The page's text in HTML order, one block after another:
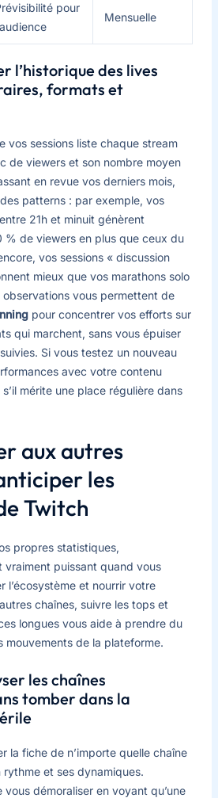
pour
Mensuelle
l’historique des lives
formats et
vos sessions liste chaque stream
de viewers et son nombre moyen
en revue vos derniers mois,
patterns : par exemple, vos
21h et minuit génèrent
% de viewers en plus que ceux du
vos sessions « discussion
mieux que vos marathons solo
observations vous permettent de
pour concentrer vos efforts sur
qui marchent, sans vous épuiser
Si vous testez un nouveau
avec votre contenu
mérite une place régulière dans
aux autres
les
Twitch
propres statistiques,
puissant quand vous
l’écosystème et nourrir votre
chaînes, suivre les tops et
longues vous aide à prendre du
mouvements de la plateforme.
les chaînes
tomber dans la
la fiche de n’importe quelle chaîne
et ses dynamiques.
vous démoraliser en voyant qu’une